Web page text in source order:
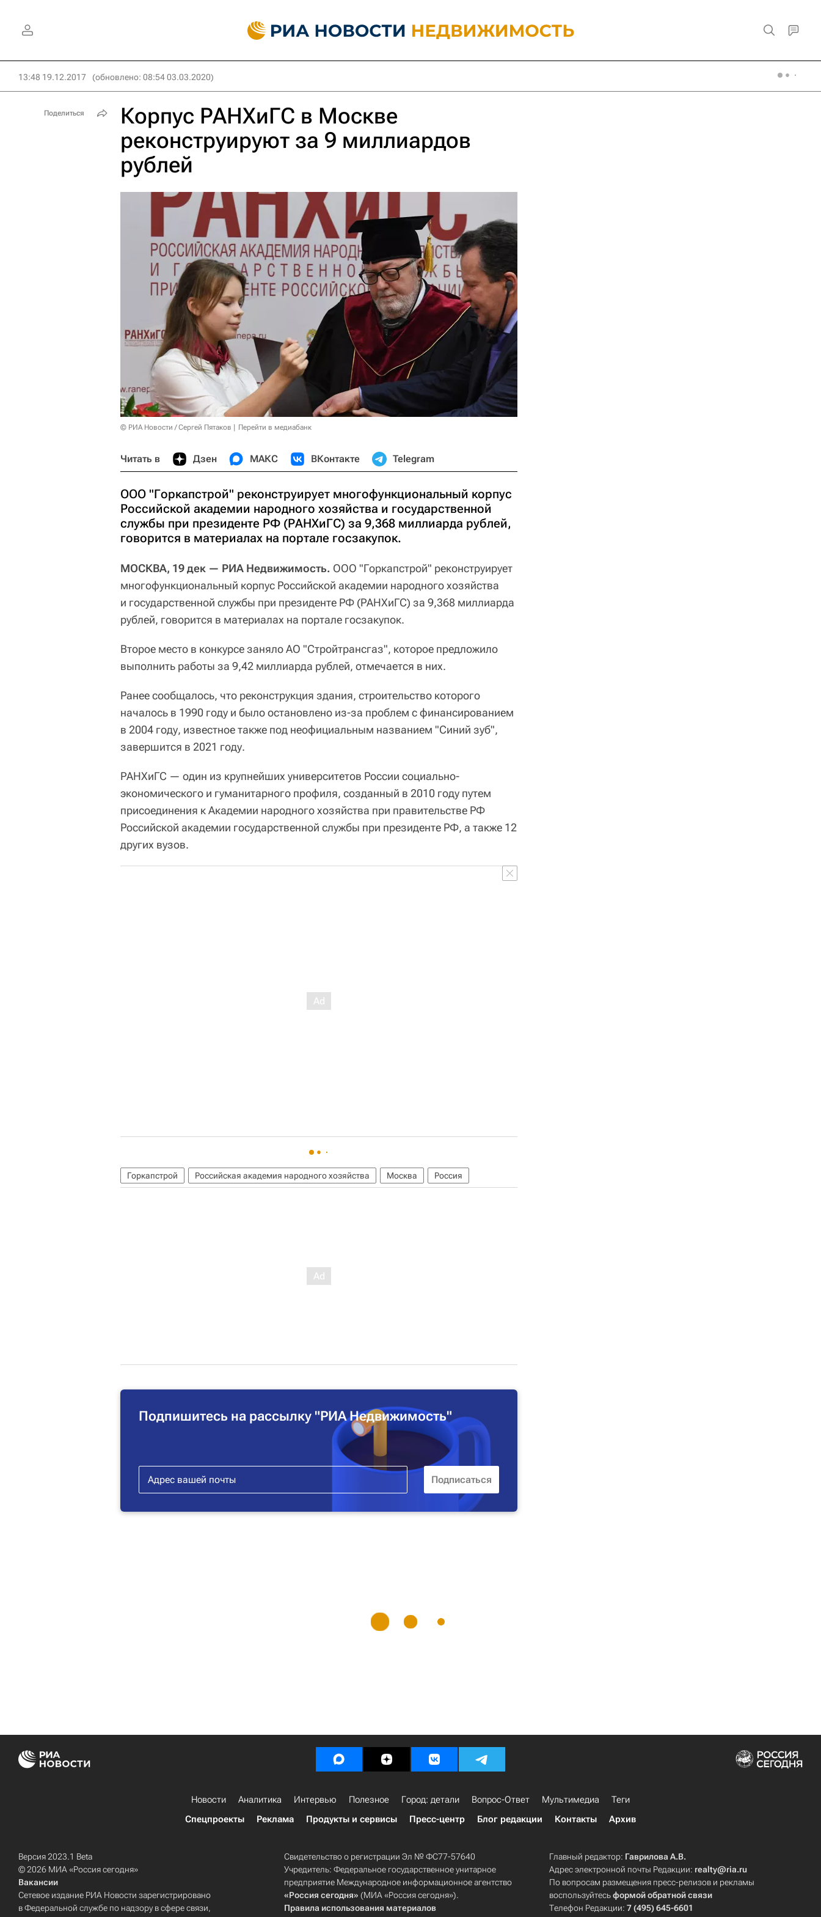
13:48 19.12.2017 (обновлено: 08:54 03.03.2020)
Корпус РАНХиГС в Москве
реконструируют за 9 миллиардов
рублей
© РИА Новости / Сергей Пятаков Перейти в медиабанк
Читать в Дзен МАКС ВКонтакте Telegram
ООО "Горкапстрой" реконструирует многофункциональный корпус
Российской академии народного хозяйства и государственной
службы при президенте РФ (РАНХиГС) за 9,368 миллиарда рублей,
говорится в материалах на портале госзакупок.
МОСКВА, 19 дек — РИА Недвижимость. ООО "Горкапстрой" реконструирует
многофункциональный корпус Российской академии народного хозяйства
и государственной службы при президенте РФ (РАНХиГС) за 9,368 миллиарда
рублей, говорится в материалах на портале госзакупок.
Второе место в конкурсе заняло АО "Стройтрансгаз", которое предложило
выполнить работы за 9,42 миллиарда рублей, отмечается в них.
Ранее сообщалось, что реконструкция здания, строительство которого
началось в 1990 году и было остановлено из-за проблем с финансированием
в 2004 году, известное также под неофициальным названием "Синий зуб",
завершится в 2021 году.
РАНХиГС — один из крупнейших университетов России социально-
экономического и гуманитарного профиля, созданный в 2010 году путем
присоединения к Академии народного хозяйства при правительстве РФ
Российской академии государственной службы при президенте РФ, а также 12
других вузов.
Горкапстрой Российская академия народного хозяйства Москва Россия
Подпишитесь на рассылку "РИА Недвижимость"
Поделиться
Новости Аналитика Интервью Полезное Город: детали Вопрос-Ответ Мультимедиа
Теги
Спецпроекты
Реклама Продукты и сервисы Пресс-центр Блог редакции Контакты Архив
Версия 2023.1 Beta
© 2026 МИА «Россия сегодня»
Вакансии
Сетевое издание РИА Новости зарегистрировано
в Федеральной службе по надзору в сфере связи,
Свидетельство о регистрации Эл № ФС77-57640
Учредитель: Федеральное государственное унитарное
предприятие Международное информационное агентство
«Россия сегодня» (МИА «Россия сегодня»).
Правила использования материалов
Главный редактор: Гаврилова А.В.
Адрес электронной почты Редакции: realty@ria.ru
По вопросам размещения пресс-релизов и рекламы
воспользуйтесьформой обратной связи
Телефон Редакции:7 (495) 645-6601